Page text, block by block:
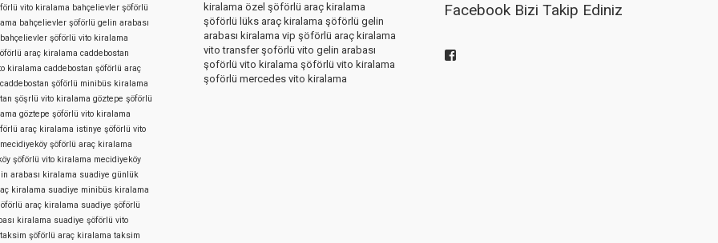
vito kiralama bahçelievler şöförlü
bahçelievler şöförlü gelin arabası
bahçelievler şöförlü vito kiralama
araç kiralama caddebostan
kiralama caddebostan şöförlü araç
caddebostan şöförlü minibüs kiralama
şöşrlü vito kiralama göztepe şöförlü
göztepe şöförlü vito kiralama
araç kiralama istinye şöförlü vito
mecidiyeköy şöförlü araç kiralama
şöförlü vito kiralama mecidiyeköy
arabası kiralama suadiye günlük
kiralama suadiye minibüs kiralama
araç kiralama suadiye şöförlü
kiralama suadiye şöförlü vito
taksim şöförlü araç kiralama taksim
kiralama özel şöförlü araç kiralama
şöförlü lüks araç kiralama şöförlü gelin
arabası kiralama vip şöförlü araç kiralama
vito transfer şoförlü vito gelin arabası
şoförlü vito kiralama şöförlü vito kiralama
şoförlü mercedes vito kiralama
Facebook Bizi Takip Ediniz